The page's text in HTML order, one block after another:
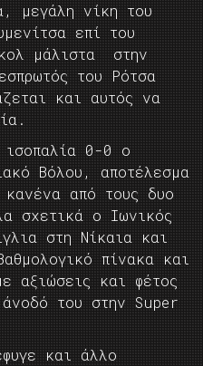
μεγάλη νίκη του
επί του
μάλιστα στην
του Ρότσα
και αυτός να
0-0 ο
Βόλου, αποτέλεσμα
από τους δυο
σχετικά ο Ιωνικός
στη Νίκαια και
πίνακα και
αξιώσεις και φέτος
του στην Super
και άλλο